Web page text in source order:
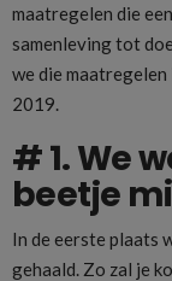
maatregelen die
samenleving tot
we die
2019.
# 1. We
beetje
In de eerste plaats
gehaald. Zo zal je